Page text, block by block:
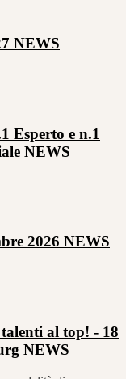
NEWS
Esperto e n.1
NEWS
2026 NEWS
al top! - 18
NEWS